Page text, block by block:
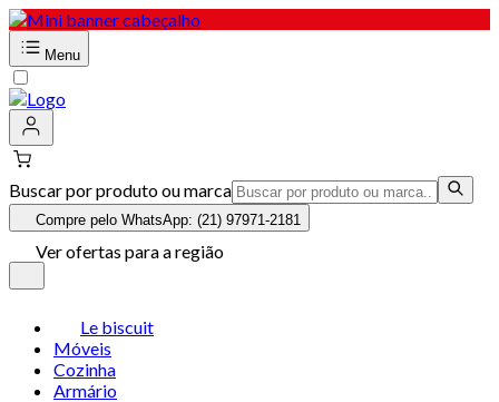
Menu
Buscar por produto ou marca
Compre pelo WhatsApp: (21) 97971-2181
Ver ofertas para a região
Le biscuit
Móveis
Cozinha
Armário